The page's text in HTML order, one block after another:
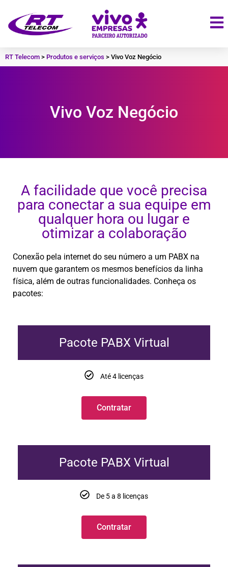
RT Telecom > Produtos e serviços > Vivo Voz Negócio
Vivo Voz Negócio
A facilidade que você precisa
para conectar a sua equipe em
qualquer hora ou lugar e
otimizar a colaboração
Conexão pela internet do seu número a um PABX na
nuvem que garantem os mesmos benefícios da linha
física, além de outras funcionalidades. Conheça os
pacotes:
Pacote PABX Virtual
Até 4 licenças
Contratar
Pacote PABX Virtual
De 5 a 8 licenças
Contratar